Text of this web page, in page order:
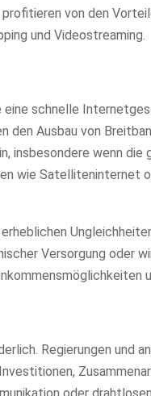
profitieren von den
und Videostreaming.
schnelle
den Ausbau von
insbesondere wenn die
wie Satelliteninternet
Versorgung oder
Regierungen und
oder